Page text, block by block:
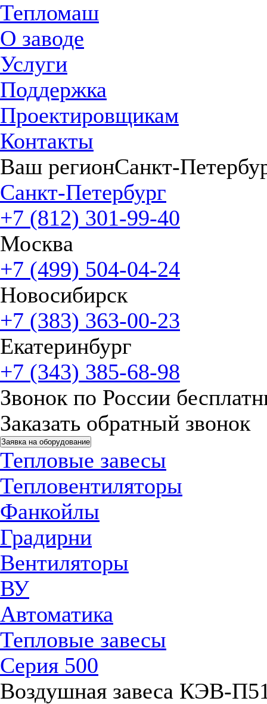
Тепломаш
О заводе
Услуги
Поддержка
Проектировщикам
Контакты
Ваш регионСанкт-
Санкт-Петербург
+7 (812) 301-99-40
Москва
+7 (499) 504-04-24
Новосибирск
+7 (383) 363-00-23
Екатеринбург
+7 (343) 385-68-98
Звонок по России
Заказать обратный звонок
Заявка на оборудование
Тепловые завесы
Тепловентиляторы
Фанкойлы
Градирни
Вентиляторы
ВУ
Автоматика
Тепловые завесы
Серия 500
Воздушная завеса КЭВ-